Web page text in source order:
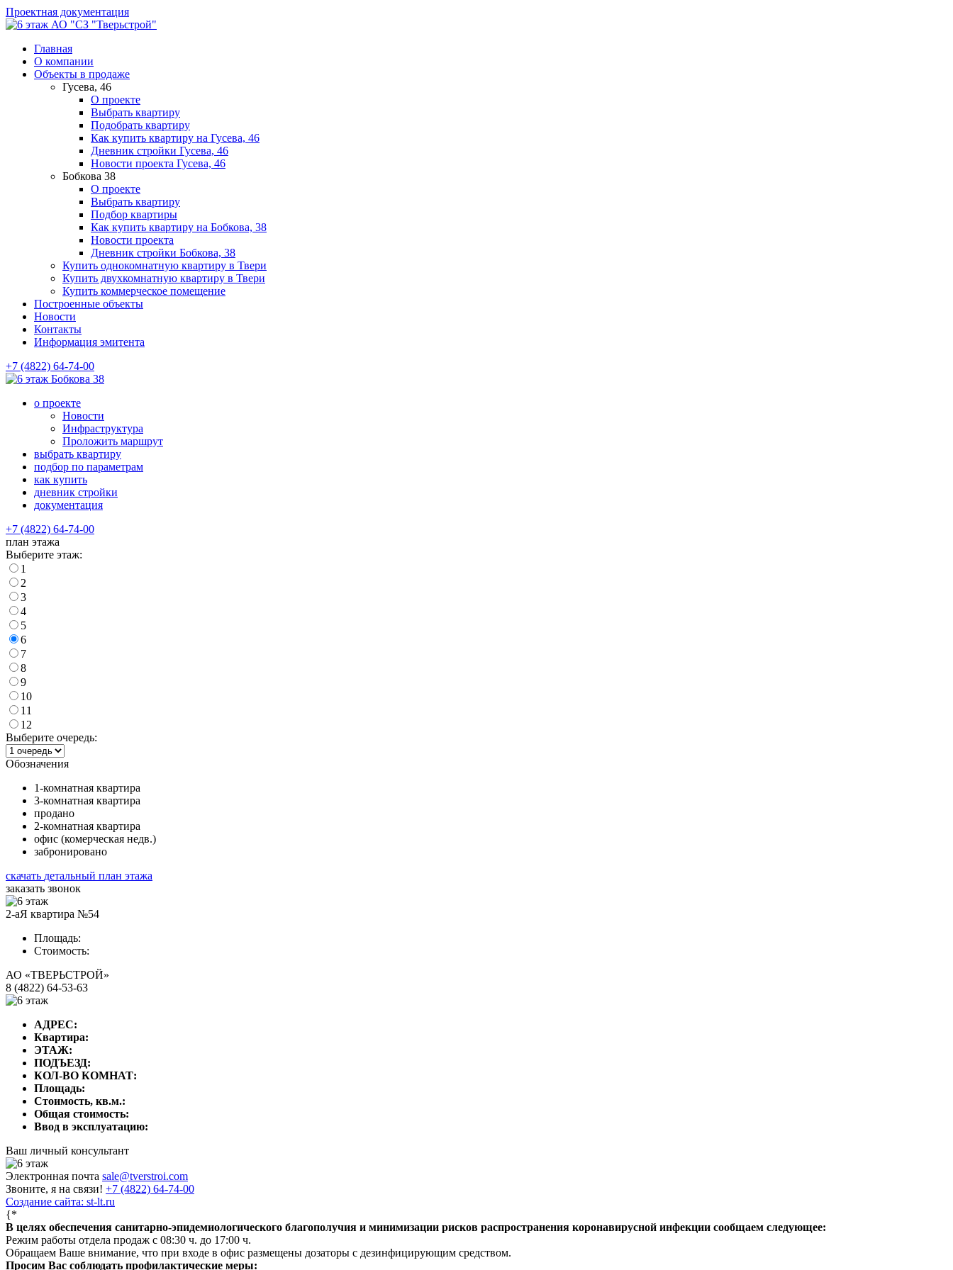
Проектная документация
АО "СЗ "Тверьстрой"
Главная
О компании
Объекты в продаже
Гусева, 46
О проекте
Выбрать квартиру
Подобрать квартиру
Как купить квартиру на Гусева, 46
Дневник стройки Гусева, 46
Новости проекта Гусева, 46
Бобкова 38
О проекте
Выбрать квартиру
Подбор квартиры
Как купить квартиру на Бобкова, 38
Новости проекта
Дневник стройки Бобкова, 38
Купить однокомнатную квартиру в Твери
Купить двухкомнатную квартиру в Твери
Купить коммерческое помещение
Построенные объекты
Новости
Контакты
Информация эмитента
+7 (4822) 64-74-00
Бобкова 38
о проекте
Новости
Инфраструктура
Проложить маршрут
выбрать квартиру
подбор по параметрам
как купить
дневник стройки
документация
+7 (4822) 64-74-00
план этажа
Выберите этаж:
1
2
3
4
5
6
7
8
9
10
11
12
Выберите очередь:
Обозначения
1-комнатная квартира
3-комнатная квартира
продано
2-комнатная квартира
офис (комерческая недв.)
забронировано
скачать детальный план этажа
заказать звонок
2-аЯ квартира №54
Площадь:
Стоимость:
АО «ТВЕРЬСТРОЙ»
8 (4822) 64-53-63
АДРЕС:
Квартира:
ЭТАЖ:
ПОДЪЕЗД:
КОЛ-ВО КОМНАТ:
Площадь:
Стоимость, кв.м.:
Общая стоимость:
Ввод в эксплуатацию:
Ваш личный консультант
Электронная почта sale@tverstroi.com
Звоните, я на связи! +7 (4822) 64-74-00
Создание сайта: st-lt.ru
{*
В целях обеспечения санитарно-эпидемиологического благополучия и минимизации рисков распространения коронавирусной инфекции сообщаем следующее:
Режим работы отдела продаж с 08:30 ч. до 17:00 ч.
Обращаем Ваше внимание, что при входе в офис размещены дозаторы с дезинфицирующим средством.
Просим Вас соблюдать профилактические меры: